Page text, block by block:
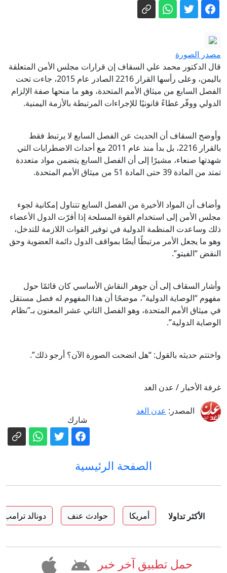
عبدالرحمن السيد بسبب إسرائيل
هل يعطل الحرس الثوري حسم اتفاق
الملاحة في هرمز؟
بدأ بجديه ثم فتح النار على مدرسة.. طالب
يقتل 8 أشخاص في تايلند
ترمب للتنازل
أخبار وتقارير - شهداء مدنيون إثر قصف
حوثي استهدف مخيمات للنازحين في مأرب
مصدر الصورة
قال الدكتور محمد علي السقاف إن قرارات مجلس الأمن المتعلقة
باليمن، وعلى رأسها القرار 2216 الصادر عام 2015، جاءت تحت
الفصل السابع من ميثاق الأمم المتحدة، وهو ما منحها صفة الإلزام
الدولي ووفّر غطاءً قانونيًا للإجراءات المرتبطة بالأزمة اليمنية.
وأوضح السقاف أن الحديث عن الفصل السابع لا يرتبط فقط
بالقرار 2216، بل بدأ منذ عام 2011 مع أحداث الاضطرابات التي
شهدتها صنعاء، مشيرًا إلى أن الفصل السابع يتضمن مواد متعددة
تمتد من المادة 39 حتى المادة 51 من ميثاق الأمم المتحدة.
وأضاف أن المواد الأخيرة من الفصل السابع تتناول إمكانية لجوء
مجلس الأمن إلى استخدام القوة المسلحة إذا أقرّت الدول الأعضاء
ذلك وساعدت المنظمة الدولية في توفير القوات اللازمة للتدخل،
وهو ما يجعل الأمر مرتبطًا أيضًا بمواقف الدول دائمة العضوية وحق
النقض “الفيتو”.
وأشار السقاف إلى أن جوهر النقاش الأساسي كان قائمًا حول
مفهوم “الوصاية الدولية”، موضحًا أن هذا المفهوم له فصل مستقل
في ميثاق الأمم المتحدة، وهو الفصل الثاني عشر المعنون بـ”نظام
الوصاية الدولية”.
واختتم حديثه بالقول: “هل اتضحت الصورة الآن؟ أرجو ذلك”.
غرفة الأخبار / عدن الغد
المصدر: عدن الغد
شارك
الصفحة الرئيسية
الأكثر تداولا أمريكا حوادث عنف دونالد ترامب
حمل تطبيق آخر خبر